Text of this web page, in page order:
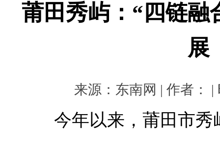
莆田秀屿：“四链融
展
来源：东南网 | 作者： |
今年以来，莆田市